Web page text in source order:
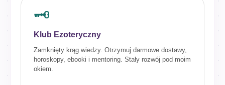
🗝️
Klub Ezoteryczny
Zamknięty krąg wiedzy. Otrzymuj darmowe dostawy,
horoskopy, ebooki i mentoring. Stały rozwój pod moim
okiem.